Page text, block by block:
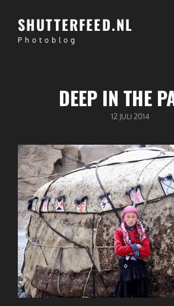
SHUTTERFEED.NL
Photoblog
DEEP IN THE
GEPUBLICEERD
12 JULI 2014